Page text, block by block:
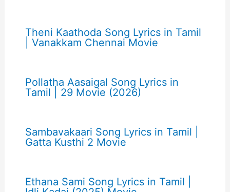
Theni Kaathoda Song Lyrics in Tamil
| Vanakkam Chennai Movie
Pollatha Aasaigal Song Lyrics in
Tamil | 29 Movie (2026)
Sambavakaari Song Lyrics in Tamil |
Gatta Kusthi 2 Movie
Ethana Sami Song Lyrics in Tamil |